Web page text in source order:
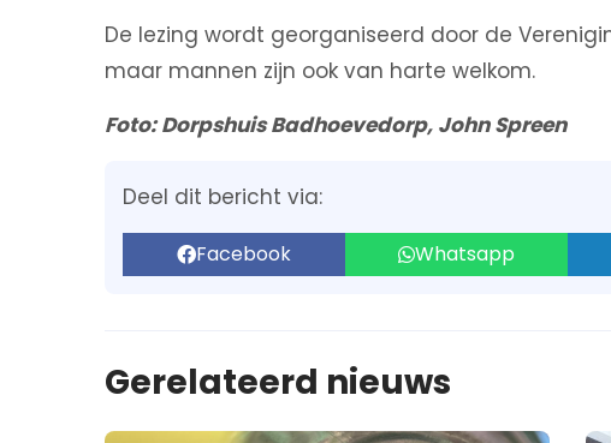
De lezing wordt georganiseerd door de
maar mannen zijn ook van harte welkom.
Foto: Dorpshuis Badhoevedorp, John Spreen
Deel dit bericht via:
Facebook Whatsapp
Gerelateerd nieuws